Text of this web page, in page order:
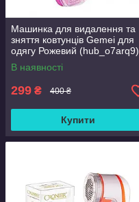
Машинка для видалення та
зняття ковтунців Gemei для
одягу Рожевий (hub_o7arq9)
В наявності
299 ₴ 400 ₴
Купити